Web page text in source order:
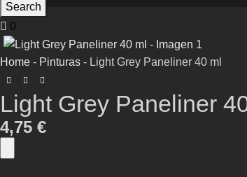
Search
0
Home - Pinturas - Light Grey Paneliner 40 ml
Light Grey Paneliner
4,75 €